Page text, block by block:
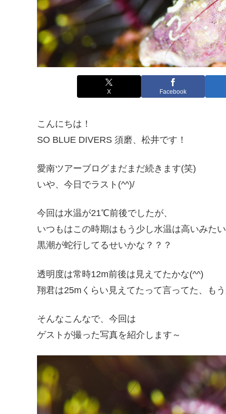
X Facebook
こんにちは！
SO BLUE DIVERS 須磨、松井です！
愛南ツアーブログまだまだ続きます(笑)
いや、今日でラスト(^^)/
今回は水温が21℃前後でしたが、
いつもはこの時期はもう少し水温は高いみたい
黒潮が蛇行してるせいかな？？？
透明度は常時12m前後は見えてたかな(^^)
翔君は25mくらい見えてたって言ってた、も
そんなこんなで、今回は
ゲストが撮った写真を紹介します～